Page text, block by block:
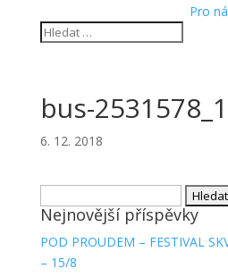
Pro
bus-
6. 12. 2018
Nejnovější příspěvky
POD PROUDEM – FESTIVAL
– 15/8